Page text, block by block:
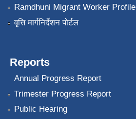
Ramdhuni Migrant Worker Profile
वृत्ति मार्गनिर्देशन पोर्टल
Reports
Annual Progress Report
Trimester Progress Report
Public Hearing